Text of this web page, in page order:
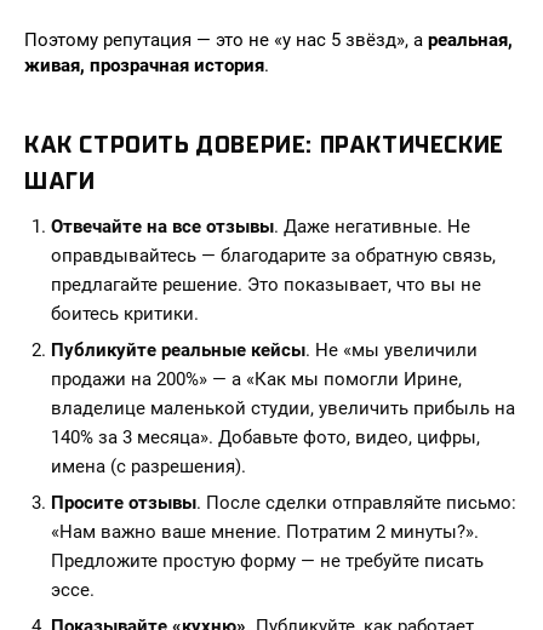
Поэтому репутация — это не «у нас 5 звёзд», а реальная,
живая, прозрачная история.
КАК СТРОИТЬ ДОВЕРИЕ: ПРАКТИЧЕСКИЕ
ШАГИ
Отвечайте на все отзывы. Даже негативные. Не
оправдывайтесь — благодарите за обратную связь,
предлагайте решение. Это показывает, что вы не
боитесь критики.
Публикуйте реальные кейсы. Не «мы увеличили
продажи на 200%» — а «Как мы помогли Ирине,
владелице маленькой студии, увеличить прибыль на
140% за 3 месяца». Добавьте фото, видео, цифры,
имена (с разрешения).
Просите отзывы. После сделки отправляйте письмо:
«Нам важно ваше мнение. Потратим 2 минуты?».
Предложите простую форму — не требуйте писать
эссе.